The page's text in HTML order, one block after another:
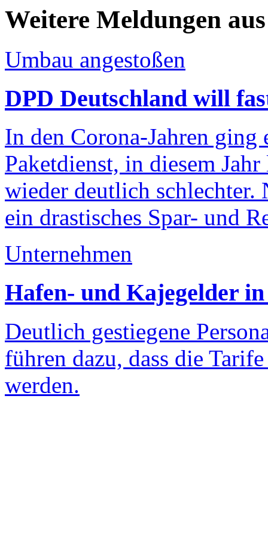
Weitere Meldungen
Umbau angestoßen
DPD Deutschland will
In den Corona-Jahren ging
Paketdienst, in diesem
wieder deutlich schlechter.
ein drastisches Spar- und
Unternehmen
Hafen- und Kajegelder in
Deutlich gestiegene
führen dazu, dass die
werden.